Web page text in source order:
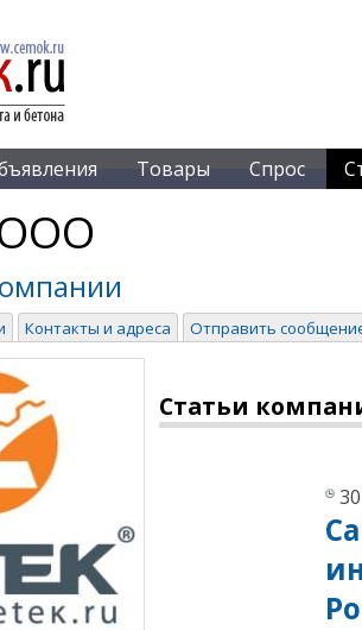
Товары Спрос
Контакты и адреса Отправить
Статьи